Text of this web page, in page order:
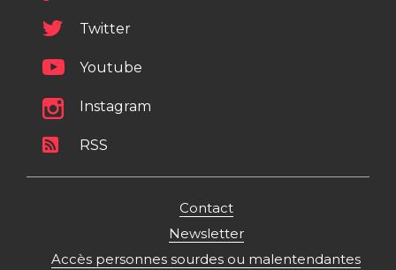
Twitter
Youtube
Instagram
RSS
Contact
Newsletter
Accès personnes sourdes ou malentendantes